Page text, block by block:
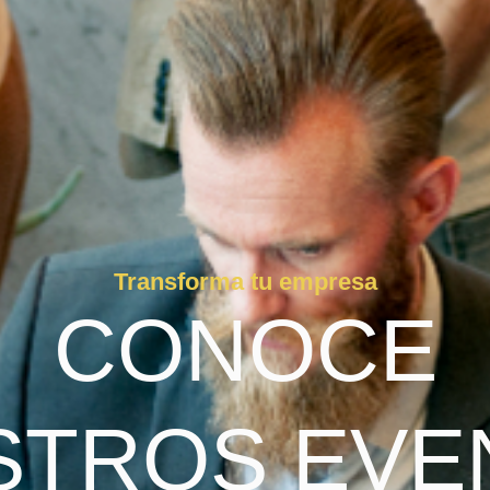
Transforma tu empresa
CONOCE